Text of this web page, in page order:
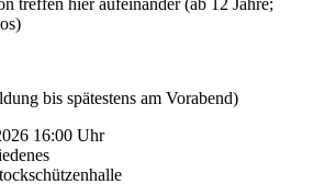
treffen hier aufeinander (ab 12 Jahre;
bis spätestens am Vorabend)
16:00 Uhr